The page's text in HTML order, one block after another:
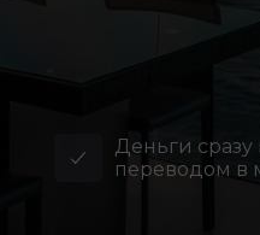
Деньги
переводом в